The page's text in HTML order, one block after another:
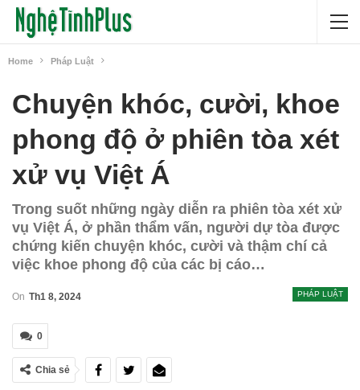
Home Pháp Luật
Chuyện khóc, cười, khoe
phong độ ở phiên tòa xét
xử vụ Việt Á
Trong suốt những ngày diễn ra phiên tòa xét xử
vụ Việt Á, ở phần thẩm vấn, người dự tòa được
chứng kiến chuyện khóc, cười và thậm chí cả
việc khoe phong độ của các bị cáo…
PHÁP LUẬT
On Th1 8, 2024
0
Chia sẻ